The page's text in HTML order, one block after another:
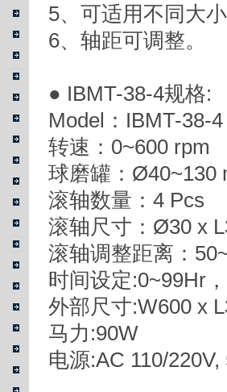
5、可适用不同大
6、轴距可调整。
● IBMT-38-4规格:
Model：IBMT-38-4
转速：0~600 rpm
球磨罐：Ø40~130
滚轴数量：4 Pcs
滚轴尺寸：Ø30 x
滚轴调整距离：
时间设定:0~99Hr
外部尺寸:W600 x
马力:90W
电源:AC 110/